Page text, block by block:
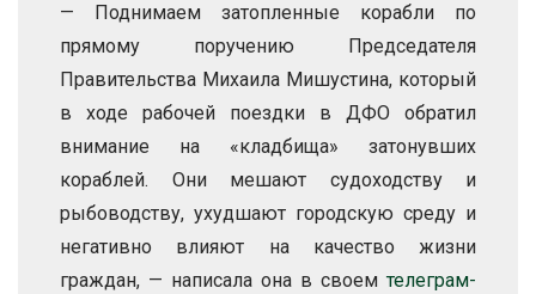
— Поднимаем затопленные корабли по
прямому поручению Председателя
Правительства Михаила Мишустина, который
в ходе рабочей поездки в ДФО обратил
внимание на «кладбища» затонувших
кораблей. Они мешают судоходству и
рыбоводству, ухудшают городскую среду и
негативно влияют на качество жизни
граждан, — написала она в своем телеграм-